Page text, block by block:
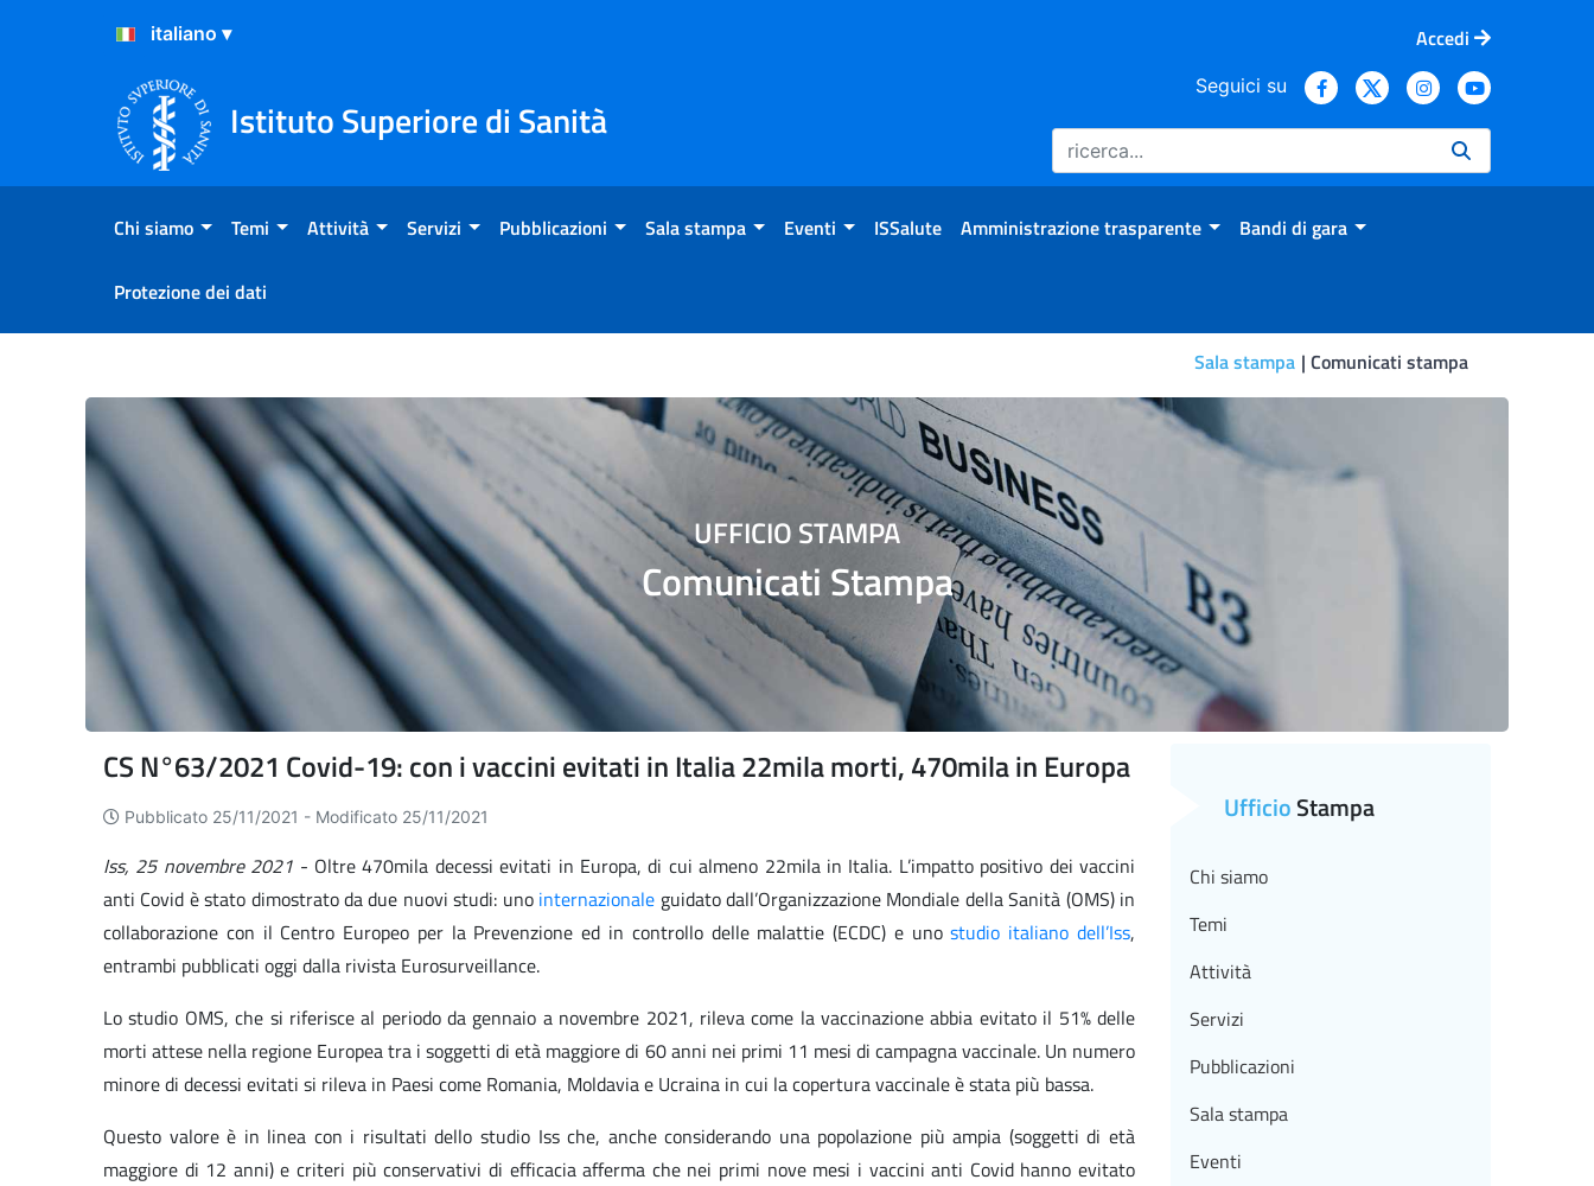
Salta al Contenuto
Salta al Footer
Accedi
Istituto Superiore di Sanità
Seguici su
Chi siamo Temi Attività Servizi Pubblicazioni Sala stampa Eventi ISSalute Amministrazione trasparente Bandi di gara
Protezione dei dati
Sala stampa Comunicati stampa
CS N°63/2021 Covid-19: con i vaccini evitati in Italia 22mila morti, 470mila in
UFFICIO STAMPA
Comunicati Stampa
CS N°63/2021 Covid-19: con i vaccini evitati in Italia 22mila morti, 470mila in Europa
Pubblicato 25/11/2021 - Modificato 25/11/2021
Iss, 25 novembre 2021 - Oltre 470mila decessi evitati in Europa, di cui almeno 22mila in Italia. L’impatto positivo dei vaccini
anti Covid è stato dimostrato da due nuovi studi: uno internazionale guidato dall’Organizzazione Mondiale della Sanità (OMS) in
collaborazione con il Centro Europeo per la Prevenzione ed in controllo delle malattie (ECDC) e unostudio italiano dell’Iss,
entrambi pubblicati oggi dalla rivista Eurosurveillance.
Lo studio OMS, che si riferisce al periodo da gennaio a novembre 2021, rileva come la vaccinazione abbia evitato il 51% delle
morti attese nella regione Europea tra i soggetti di età maggiore di 60 anni nei primi 11 mesi di campagna vaccinale. Un numero
minore di decessi evitati si rileva in Paesi come Romania, Moldavia e Ucraina in cui la copertura vaccinale è stata più bassa.
Questo valore è in linea con i risultati dello studio Iss che, anche considerando una popolazione più ampia (soggetti di età
maggiore di 12 anni) e criteri più conservativi di efficacia afferma che nei primi nove mesi i vaccini anti Covid hanno evitato
UfficioStampa
Chi siamo
Temi
Attività
Servizi
Pubblicazioni
Sala stampa
Eventi